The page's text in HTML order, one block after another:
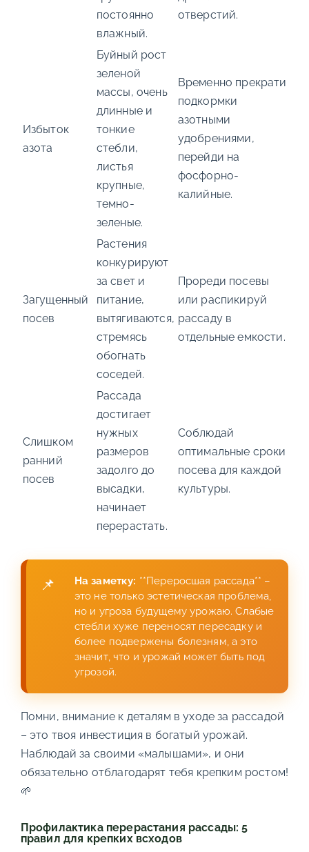
постоянно
влажный.
отверстий.
Избыток
азота
Буйный рост
зеленой
массы, очень
длинные и
тонкие
стебли,
листья
крупные,
темно-
зеленые.
Временно прекрати
подкормки
азотными
удобрениями,
перейди на
фосфорно-
калийные.
Загущенный
посев
Растения
конкурируют
за свет и
питание,
вытягиваются,
стремясь
обогнать
соседей.
Прореди посевы
или распикируй
рассаду в
отдельные емкости.
Слишком
ранний
посев
Рассада
достигает
нужных
размеров
задолго до
высадки,
начинает
перерастать.
Соблюдай
оптимальные сроки
посева для каждой
культуры.
На заметку: **Переросшая рассада** –
это не только эстетическая проблема,
но и угроза будущему урожаю. Слабые
стебли хуже переносят пересадку и
более подвержены болезням, а это
значит, что и урожай может быть под
угрозой.
Помни, внимание к деталям в уходе за рассадой
– это твоя инвестиция в богатый урожай.
Наблюдай за своими «малышами», и они
обязательно отблагодарят тебя крепким ростом!
🌱
Профилактика перерастания рассады: 5
правил для крепких всходов